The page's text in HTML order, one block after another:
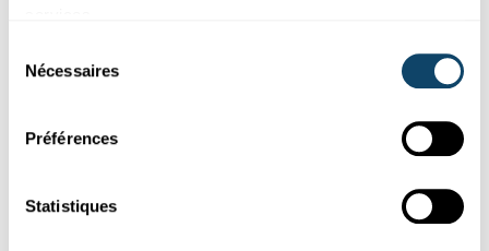
Nécessaires
Préférences
Statistiques
Une marche progressive vers l'indépendance
: comment le Luxembourg est devenu un
Depuis quand le Grand-Duché est-il un État à part entière ? Le
dans un entretien l'histoire de
du Luxembourg.